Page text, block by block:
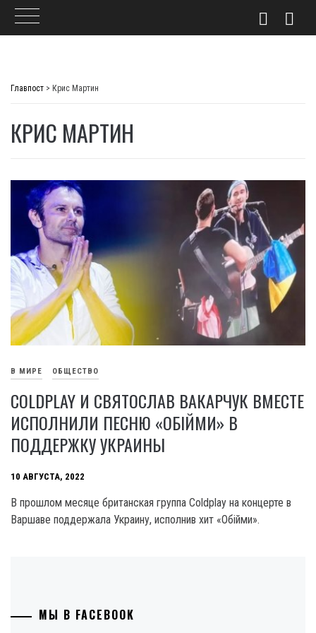
Главпост > Крис Мартин
КРИС МАРТИН
В МИРЕ ОБЩЕСТВО
COLDPLAY И СВЯТОСЛАВ ВАКАРЧУК ВМЕСТЕ
ИСПОЛНИЛИ ПЕСНЮ «ОБІЙМИ» В
ПОДДЕРЖКУ УКРАИНЫ
10 АВГУСТА, 2022
В прошлом месяце британская группа Coldplay на концерте в
Варшаве поддержала Украину, исполнив хит «Обійми».
МЫ В FACEBOOK